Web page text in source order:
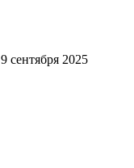
9 сентября 2025